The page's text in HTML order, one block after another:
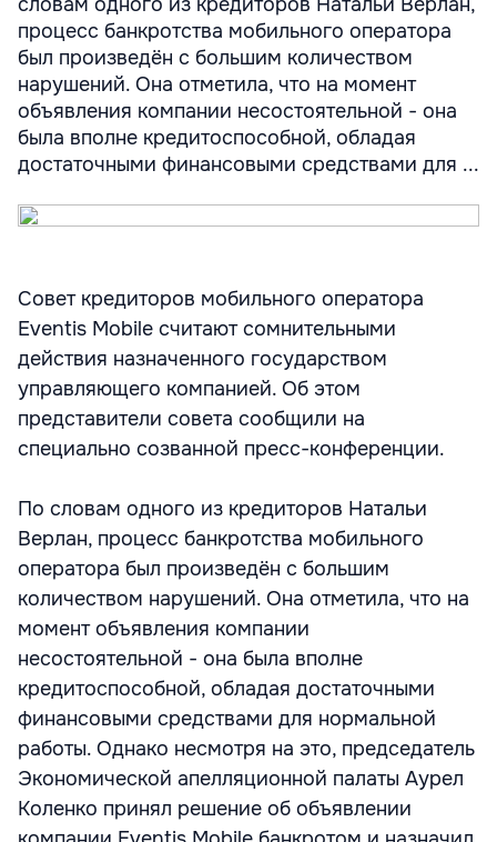
процесс банкротства мобильного оператора
был произведён с большим количеством
нарушений. Она отметила, что на момент
объявления компании несостоятельной - она
была вполне кредитоспособной, обладая
достаточными финансовыми средствами для ...
Совет кредиторов мобильного оператора
Eventis Mobile считают сомнительными
действия назначенного государством
управляющего компанией. Об этом
представители совета сообщили на
специально созванной пресс-конференции.
По словам одного из кредиторов Натальи
Верлан, процесс банкротства мобильного
оператора был произведён с большим
количеством нарушений. Она отметила, что на
момент объявления компании
несостоятельной - она была вполне
кредитоспособной, обладая достаточными
финансовыми средствами для нормальной
работы. Однако несмотря на это, председатель
Экономической апелляционной палаты Аурел
Коленко принял решение об объявлении